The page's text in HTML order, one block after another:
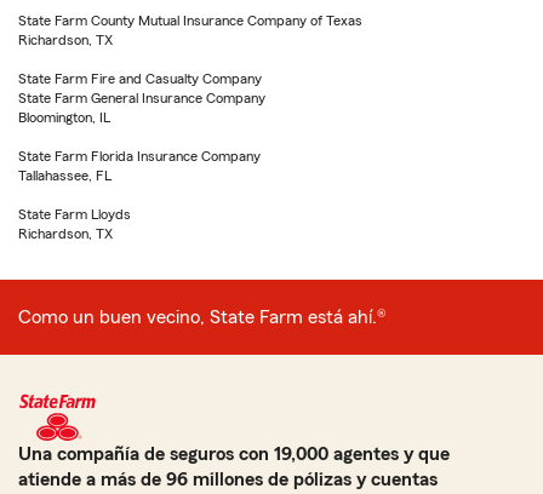
State Farm County Mutual Insurance Company of Texas
Richardson, TX
State Farm Fire and Casualty Company
State Farm General Insurance Company
Bloomington, IL
State Farm Florida Insurance Company
Tallahassee, FL
State Farm Lloyds
Richardson, TX
Como un buen vecino, State Farm está ahí.®
Una compañía de seguros con 19,000 agentes y que
atiende a más de 96 millones de pólizas y cuentas